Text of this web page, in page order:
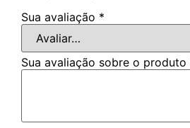
Sua avaliação *
Sua avaliação sobre o produto